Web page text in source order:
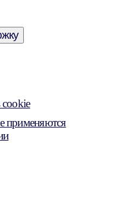
cookie
применяются